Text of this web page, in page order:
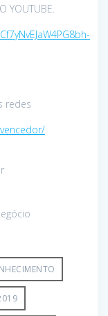
YOUTUBE.
redes